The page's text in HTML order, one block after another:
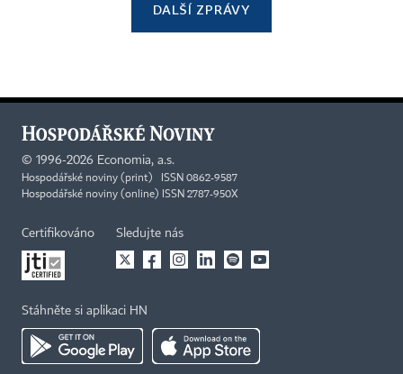
DALŠÍ ZPRÁVY
© 1996-2026 Economia, a.s.
Hospodářské noviny (print) ISSN 0862-9587
Hospodářské noviny (online) ISSN 2787-950X
Certifikováno Sledujte nás
Stáhněte si aplikaci HN